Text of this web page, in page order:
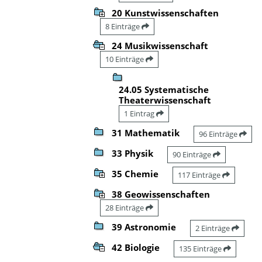
20 Kunstwissenschaften
8 Einträge
24 Musikwissenschaft
10 Einträge
24.05 Systematische
Theaterwissenschaft
1 Eintrag
31 Mathematik 96 Einträge
33 Physik 90 Einträge
35 Chemie 117 Einträge
38 Geowissenschaften
28 Einträge
39 Astronomie 2 Einträge
42 Biologie 135 Einträge